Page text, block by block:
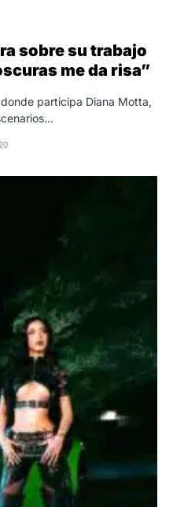
sobre su trabajo
me da risa”
participa Diana Motta,